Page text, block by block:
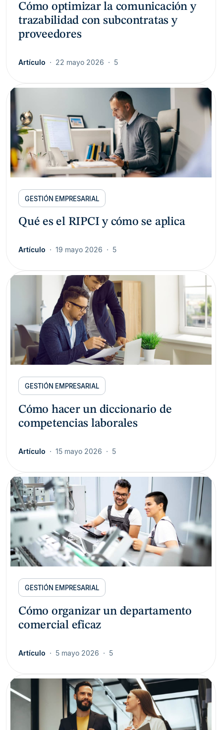
Cómo optimizar la comunicación y
trazabilidad con subcontratas y
proveedores
Artículo 22 mayo 2026 5
GESTIÓN EMPRESARIAL
Qué es el RIPCI y cómo se aplica
Artículo 19 mayo 2026 5
GESTIÓN EMPRESARIAL
Cómo hacer un diccionario de
competencias laborales
Artículo 15 mayo 2026 5
GESTIÓN EMPRESARIAL
Cómo organizar un departamento
comercial eficaz
Artículo 5 mayo 2026 5